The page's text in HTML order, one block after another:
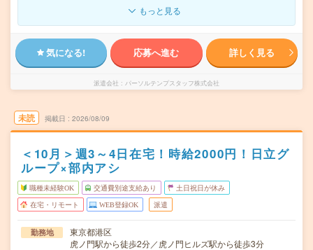
もっと見る
気になる! 応募へ進む 詳しく見る
派遣会社 パーソルテンプスタッフ株式会社
未読 掲載日 2026/08/09
＜10月＞週3～4日在宅！時給2000円！日立グ
ループ×部内アシ
職種未経験OK 交通費別途支給あり 土日祝日が休み
在宅・リモート WEB登録OK 派遣
勤務地
東京都港区
虎ノ門駅から徒歩2分／虎ノ門ヒルズ駅から徒歩3分